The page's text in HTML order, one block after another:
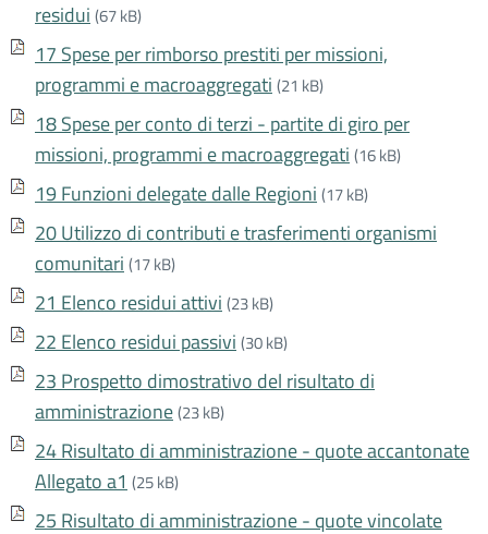
residui (67 kB)
17 Spese per rimborso prestiti per missioni,
programmi e macroaggregati (21 kB)
18 Spese per conto di terzi - partite di giro per
missioni, programmi e macroaggregati (16 kB)
19 Funzioni delegate dalle Regioni (17 kB)
20 Utilizzo di contributi e trasferimenti organismi
comunitari (17 kB)
21 Elenco residui attivi (23 kB)
22 Elenco residui passivi (30 kB)
23 Prospetto dimostrativo del risultato di
amministrazione(23 kB)
24 Risultato di amministrazione - quote accantonate
Allegato a1 (25 kB)
25 Risultato di amministrazione - quote vincolate